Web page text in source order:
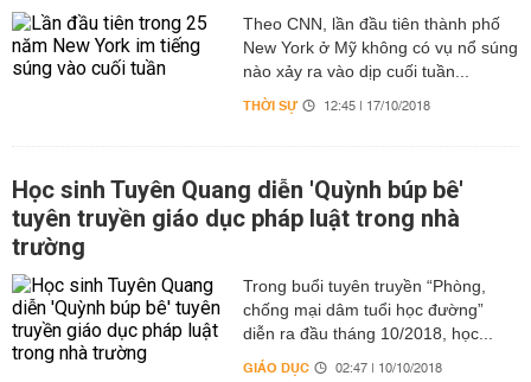
Theo CNN, lần đầu tiên thành phố
New York ở Mỹ không có vụ nổ súng
nào xảy ra vào dịp cuối tuần...
THỜI SỰ 12:45 | 17/10/2018
Học sinh Tuyên Quang diễn 'Quỳnh búp bê'
tuyên truyền giáo dục pháp luật trong nhà
trường
Trong buổi tuyên truyền “Phòng,
chống mại dâm tuổi học đường”
diễn ra đầu tháng 10/2018, học...
GIÁO DỤC 02:47 | 10/10/2018